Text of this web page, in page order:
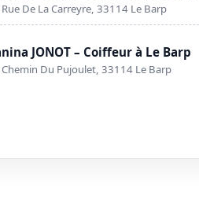
De La Carreyre, 33114 Le Barp
JONOT – Coiffeur à Le Barp
Du Pujoulet, 33114 Le Barp